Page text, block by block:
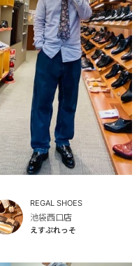
REGAL SHOES
池袋西口店
えすぷれっそ